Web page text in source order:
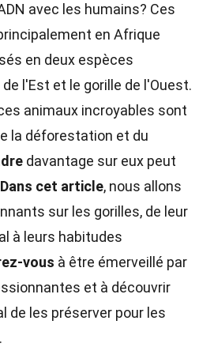
avec les humains? Ces
en Afrique
en deux espèces
l'Est et le gorille de l'Ouest.
animaux incroyables sont
la déforestation et du
davantage sur eux peut
Dans cet article, nous allons
sur les gorilles, de leur
à leurs habitudes
vous à être émerveillé par
et à découvrir
de les préserver pour les